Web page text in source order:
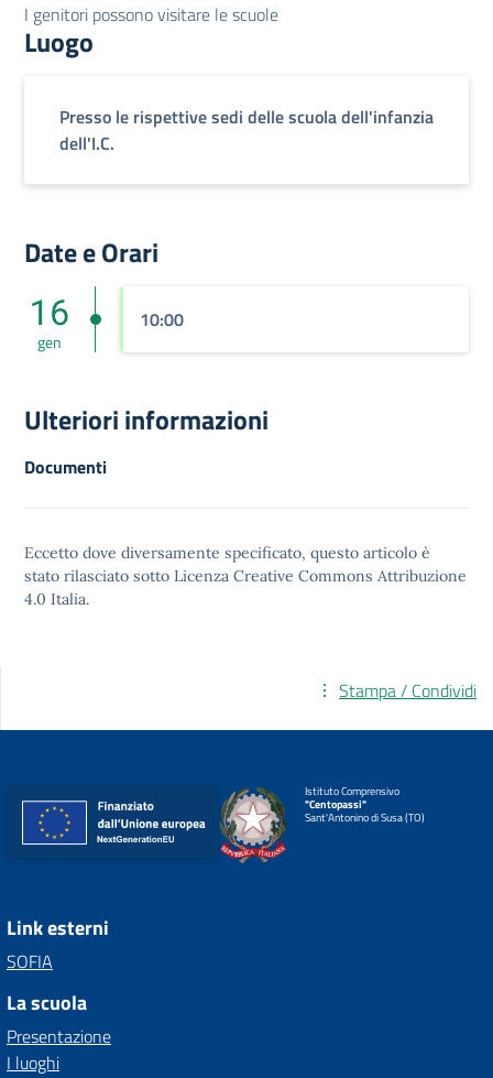
I genitori possono visitare le scuole
Luogo
Presso le rispettive sedi delle scuola dell'infanzia
dell'I.C.
Date e Orari
16
gen
10:00
Ulteriori informazioni
Documenti
Eccetto dove diversamente specificato, questo articolo è
stato rilasciato sotto Licenza Creative Commons Attribuzione
4.0 Italia.
Stampa / Condividi
Istituto Comprensivo
"Centopassi"
Sant'Antonino di Susa (TO)
Link esterni
SOFIA
La scuola
Presentazione
I luoghi